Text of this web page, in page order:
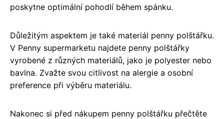
poskytne optimální pohodlí během spánku.
Důležitým aspektem je také materiál penny polštářku.
V Penny supermarketu najdete penny polštářky
vyrobené z různých materiálů, jako je polyester nebo
bavlna. Zvažte svou citlivost na alergie a osobní
preference při výběru materiálu.
Nakonec si před nákupem penny polštářku přečtěte